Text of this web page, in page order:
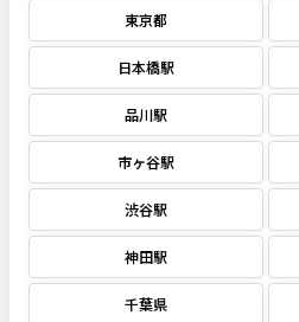
東京都
日本橋駅
品川駅
市ヶ谷駅
渋谷駅
神田駅
千葉県